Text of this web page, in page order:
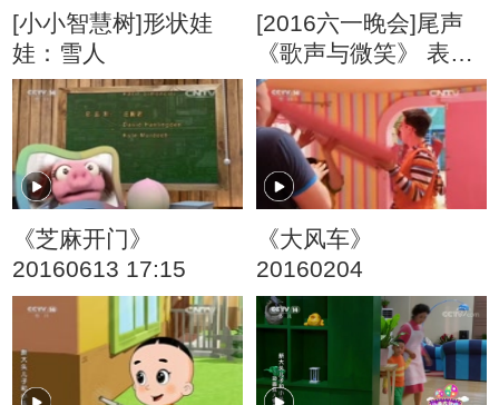
[小小智慧树]形状娃
娃：雪人
[2016六一晚会]尾声
《歌声与微笑》 表
演：银河少儿电视艺
术团等
《芝麻开门》
20160613 17:15
《大风车》
20160204